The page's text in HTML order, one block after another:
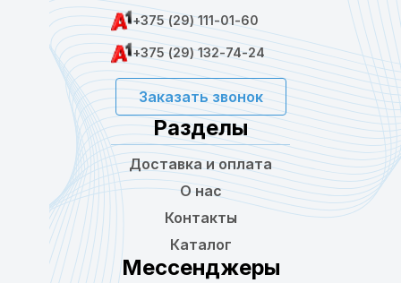
+375 (29) 111-01-60
+375 (29) 132-74-24
Заказать звонок
Разделы
Доставка и оплата
О нас
Контакты
Каталог
Мессенджеры